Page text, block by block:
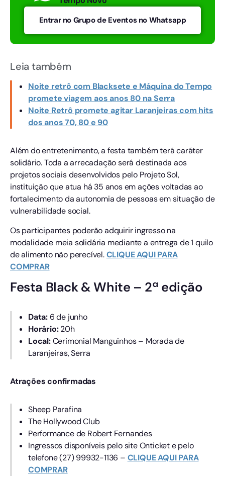
Entrar no Grupo de Eventos no Whatsapp
Leia também
Noite retrô com Blacksete e Máquina do Tempo
promete viagem aos anos 80 na Serra
Noite Retrô promete agitar Laranjeiras com hits
dos anos 70, 80 e 90
Além do entretenimento, a festa também terá caráter
solidário. Toda a arrecadação será destinada aos
projetos sociais desenvolvidos pelo Projeto Sol,
instituição que atua há 35 anos em ações voltadas ao
fortalecimento da autonomia de pessoas em situação de
vulnerabilidade social.
Os participantes poderão adquirir ingresso na
modalidade meia solidária mediante a entrega de 1 quilo
de alimento não perecível.CLIQUE AQUI PARA
COMPRAR
Festa Black & White – 2ª edição
Data:6 de junho
Horário:20h
Local:Cerimonial Manguinhos – Morada de
Laranjeiras, Serra
Atrações confirmadas
Sheep Parafina
The Hollywood Club
Performance de Robert Fernandes
Ingressos disponíveis pelo site Onticket e pelo
telefone (27) 99932-1136 – CLIQUE AQUI PARA
COMPRAR